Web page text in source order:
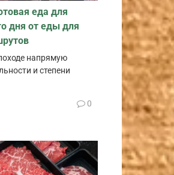
еда для
дня от еды для
напрямую
и степени
0